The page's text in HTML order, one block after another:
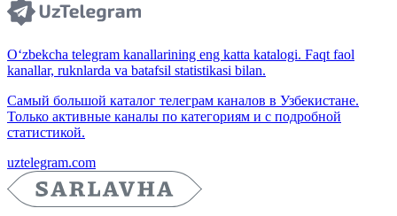
O‘zbekcha telegram kanallarining eng katta katalogi. Faqt faol
kanallar, ruknlarda va batafsil statistikasi bilan.
Самый большой каталог телеграм каналов в Узбекистане.
Только активные каналы по категориям и с подробной
статистикой.
uztelegram.com